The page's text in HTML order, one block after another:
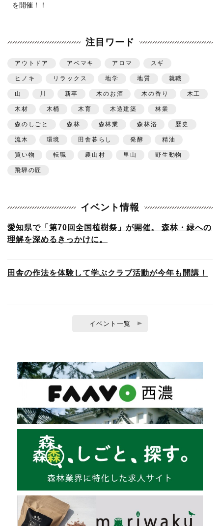
を開催！！
注目ワード
アウトドア アベマキ アロマ スギ
ヒノキ リラックス 地学 地質 就職
山 川 新卒 木のお酒 木の香り 木工
木材 木桶 木育 木造建築 林業
森のしごと 森林 森林業 森林浴 歴史
流木 環境 田舎暮らし 発酵 精油
買い物 転職 農山村 里山 野生動物
飛騨の匠
イベント情報
愛知県で「第70回全国植樹祭」が開催。 森林・緑への
理解を深めるきっかけに。
田舎の作法を体験して学ぶクラブ活動が今年も開講！
イベント一覧